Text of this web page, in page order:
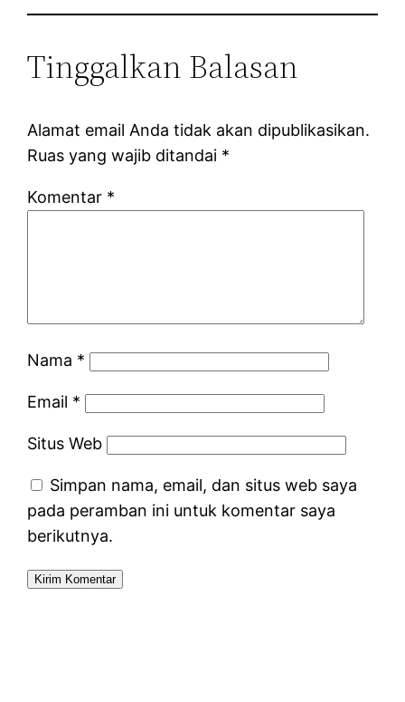
Tinggalkan Balasan
Alamat email Anda tidak akan dipublikasikan.
Ruas yang wajib ditandai *
Komentar *
Nama *
Email *
Situs Web
Simpan nama, email, dan situs web saya
pada peramban ini untuk komentar saya
berikutnya.